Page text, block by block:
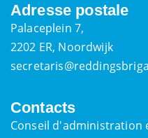
Adresse postale
Palaceplein 7,
2202 ER, Noordwijk
Contacts
Conseil d'administration